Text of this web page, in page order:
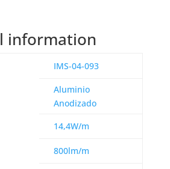
information
IMS-04-093
Aluminio
Anodizado
14,4W/m
800lm/m